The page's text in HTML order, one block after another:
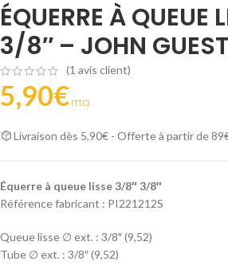
ÉQUERRE À QUEUE
3/8″ – JOHN GUEST
(1 avis client)
5,90€ (T.T.C).
Livraison dès 5,90€ - Offerte à partir de
Équerre à queue lisse 3/8″ 3/8″
Référence fabricant : PI221212S
Queue lisse ∅ ext. : 3/8″ (9,52)
Tube ∅ ext. : 3/8″ (9,52)